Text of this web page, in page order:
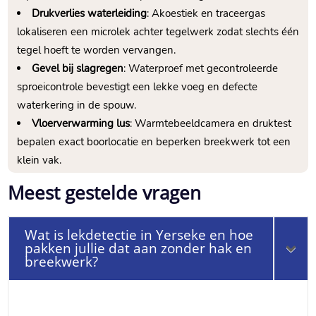
Drukverlies waterleiding: Akoestiek en traceergas
lokaliseren een microlek achter tegelwerk zodat slechts één
tegel hoeft te worden vervangen.​
Gevel bij slagregen: Waterproef met gecontroleerde
sproeicontrole bevestigt een lekke voeg en defecte
waterkering in de spouw.​
Vloerverwarming lus: Warmtebeeldcamera en druktest
bepalen exact boorlocatie en beperken breekwerk tot een
klein vak.​
Meest gestelde vragen
Wat is lekdetectie in Yerseke en hoe
pakken jullie dat aan zonder hak en
breekwerk?